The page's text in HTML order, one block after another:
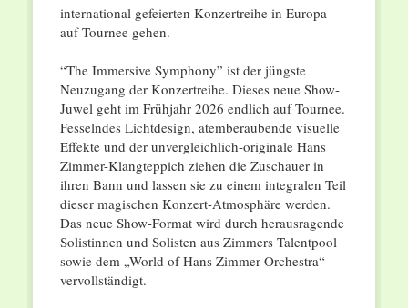
international gefeierten Konzertreihe in Europa
auf Tournee gehen.
“The Immersive Symphony” ist der jüngste
Neuzugang der Konzertreihe. Dieses neue Show-
Juwel geht im Frühjahr 2026 endlich auf Tournee.
Fesselndes Lichtdesign, atemberaubende visuelle
Effekte und der unvergleichlich-originale Hans
Zimmer-Klangteppich ziehen die Zuschauer in
ihren Bann und lassen sie zu einem integralen Teil
dieser magischen Konzert-Atmosphäre werden.
Das neue Show-Format wird durch herausragende
Solistinnen und Solisten aus Zimmers Talentpool
sowie dem „World of Hans Zimmer Orchestra“
vervollständigt.